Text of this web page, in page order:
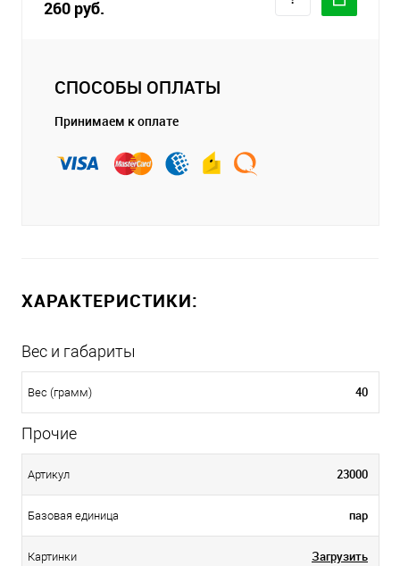
260 руб.
СПОСОБЫ ОПЛАТЫ
Принимаем к оплате
ХАРАКТЕРИСТИКИ:
Вес и габариты
Вес (грамм) 40
Прочие
Артикул 23000
Базовая единица пар
Картинки Загрузить